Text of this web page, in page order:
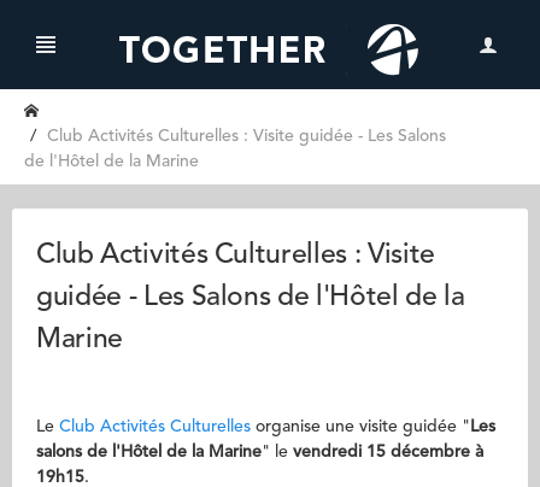
Club Activités Culturelles : Visite guidée - Les Salons
de l'Hôtel de la Marine
Club Activités Culturelles : Visite
guidée - Les Salons de l'Hôtel de la
Marine
Le Club Activités Culturelles organise une visite guidée " Les
salons de l'Hôtel de la Marine" le vendredi 15 décembre à
19h15.